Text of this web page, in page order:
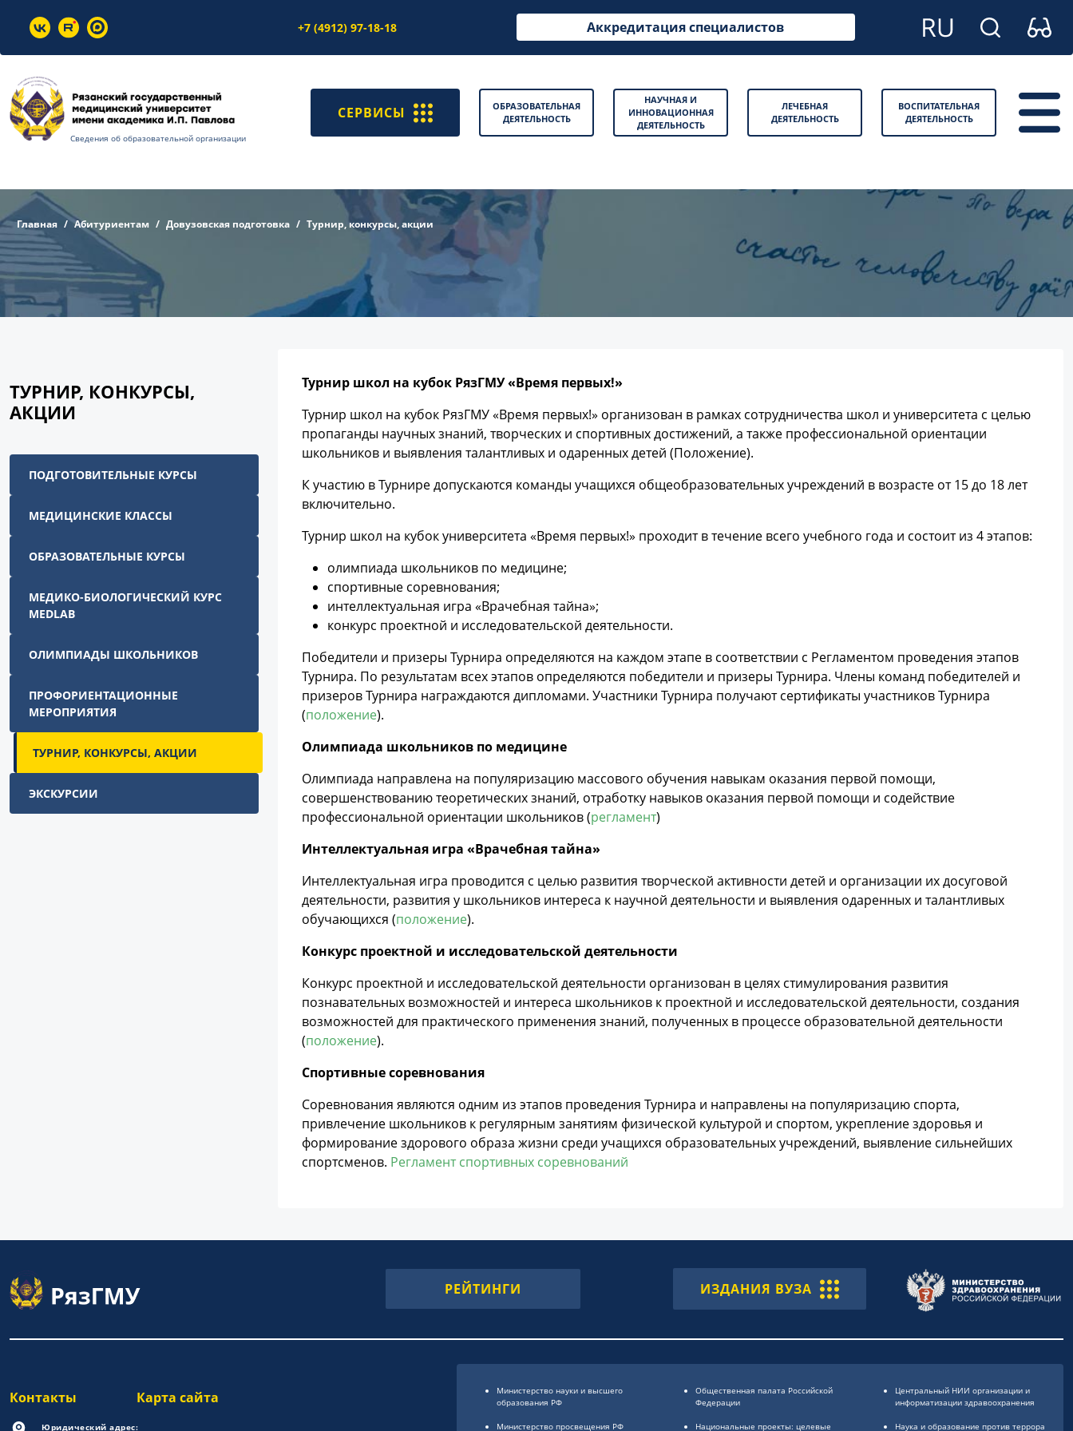
+7 (4912) 97-18-18 Аккредитация специалистов
Сведения об образовательной организации
СЕРВИСЫ
ОБРАЗОВАТЕЛЬНАЯ
ДЕЯТЕЛЬНОСТЬ
НАУЧНАЯ И
ИННОВАЦИОННАЯ
ДЕЯТЕЛЬНОСТЬ
ЛЕЧЕБНАЯ
ДЕЯТЕЛЬНОСТЬ
ВОСПИТАТЕЛЬНАЯ
ДЕЯТЕЛЬНОСТЬ
Главная Абитуриентам Довузовская подготовка Турнир, конкурсы, акции
ТУРНИР, КОНКУРСЫ,
АКЦИИ
ПОДГОТОВИТЕЛЬНЫЕ КУРСЫ
МЕДИЦИНСКИЕ КЛАССЫ
ОБРАЗОВАТЕЛЬНЫЕ КУРСЫ
МЕДИКО-БИОЛОГИЧЕСКИЙ КУРС
MEDLAB
ОЛИМПИАДЫ ШКОЛЬНИКОВ
ПРОФОРИЕНТАЦИОННЫЕ
МЕРОПРИЯТИЯ
ТУРНИР, КОНКУРСЫ, АКЦИИ
ЭКСКУРСИИ
Турнир школ на кубок РязГМУ «Время первых!»
Турнир школ на кубок РязГМУ «Время первых!» организован в рамках сотрудничества школ и университета с целью
пропаганды научных знаний, творческих и спортивных достижений, а также профессиональной ориентации
школьников и выявления талантливых и одаренных детей (Положение).
К участию в Турнире допускаются команды учащихся общеобразовательных учреждений в возрасте от 15 до 18 лет
включительно.
Турнир школ на кубок университета «Время первых!» проходит в течение всего учебного года и состоит из 4 этапов:
олимпиада школьников по медицине;
спортивные соревнования;
интеллектуальная игра «Врачебная тайна»;
конкурс проектной и исследовательской деятельности.
Победители и призеры Турнира определяются на каждом этапе в соответствии с Регламентом проведения этапов
Турнира. По результатам всех этапов определяются победители и призеры Турнира. Члены команд победителей и
призеров Турнира награждаются дипломами. Участники Турнира получают сертификаты участников Турнира
(положение).
Олимпиада школьников по медицине
Олимпиада направлена на популяризацию массового обучения навыкам оказания первой помощи,
совершенствованию теоретических знаний, отработку навыков оказания первой помощи и содействие
профессиональной ориентации школьников (регламент)
Интеллектуальная игра «Врачебная тайна»
Интеллектуальная игра проводится с целью развития творческой активности детей и организации их досуговой
деятельности, развития у школьников интереса к научной деятельности и выявления одаренных и талантливых
обучающихся (положение).
Конкурс проектной и исследовательской деятельности
Конкурс проектной и исследовательской деятельности организован в целях стимулирования развития
познавательных возможностей и интереса школьников к проектной и исследовательской деятельности, создания
возможностей для практического применения знаний, полученных в процессе образовательной деятельности
(положение).
Спортивные соревнования
Соревнования являются одним из этапов проведения Турнира и направлены на популяризацию спорта,
привлечение школьников к регулярным занятиям физической культурой и спортом, укрепление здоровья и
формирование здорового образа жизни среди учащихся образовательных учреждений, выявление сильнейших
спортсменов. Регламент спортивных соревнований
РЕЙТИНГИ ИЗДАНИЯ ВУЗА
Контакты Карта сайта
Юридический адрес:
Министерство науки и высшего
образования РФ
Министерство просвещения РФ
Общественная палата Российской
Федерации
Национальные проекты: целевые
Центральный НИИ организации и
информатизации здравоохранения
Наука и образование против террора